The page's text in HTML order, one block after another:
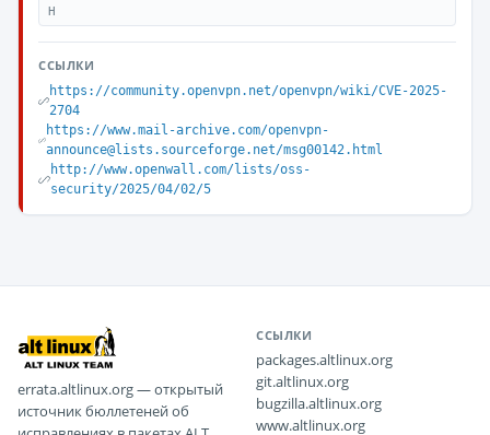
H
ССЫЛКИ
https://community.openvpn.net/openvpn/wiki/CVE-2025-
2704
https://www.mail-archive.com/openvpn-
announce@lists.sourceforge.net/msg00142.html
http://www.openwall.com/lists/oss-
security/2025/04/02/5
errata.altlinux.org — открытый
источник бюллетеней об
ССЫЛКИ
packages.altlinux.org
git.altlinux.org
bugzilla.altlinux.org
www.altlinux.org